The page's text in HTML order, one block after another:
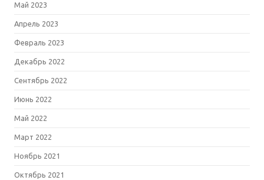
Май 2023
Апрель 2023
Февраль 2023
Декабрь 2022
Сентябрь 2022
Июнь 2022
Май 2022
Март 2022
Ноябрь 2021
Октябрь 2021